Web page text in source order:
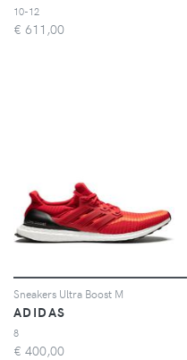
10-12
€ 611,00
Sneakers Ultra Boost M
ADIDAS
8
€ 400,00